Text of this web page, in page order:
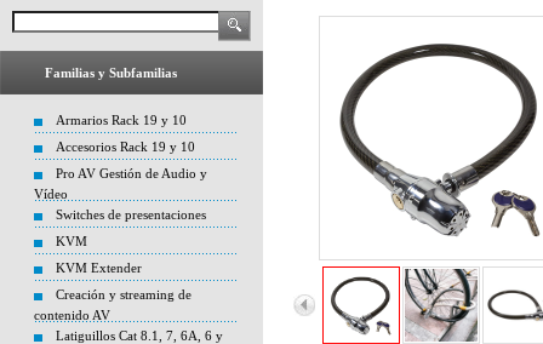
Familias y Subfamilias
Armarios Rack 19 y 10
Accesorios Rack 19 y 10
Pro AV Gestión de Audio y
Vídeo
Switches de presentaciones
KVM
KVM Extender
Creación y streaming de
contenido AV
Latiguillos Cat 8.1, 7, 6A, 6 y